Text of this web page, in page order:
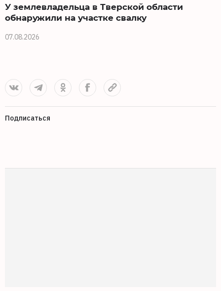
У землевладельца в Тверской области
обнаружили на участке свалку
07.08.2026
Подписаться